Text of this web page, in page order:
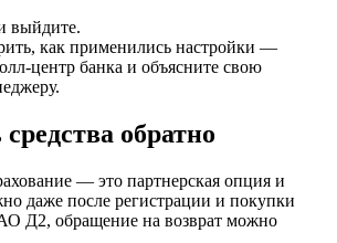
выйдите.
как применились настройки —
центр банка и объясните свою
обратно
— это партнерская опция и
даже после регистрации и покупки
Д2, обращение на возврат можно